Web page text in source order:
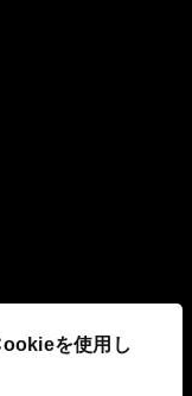
を使用し